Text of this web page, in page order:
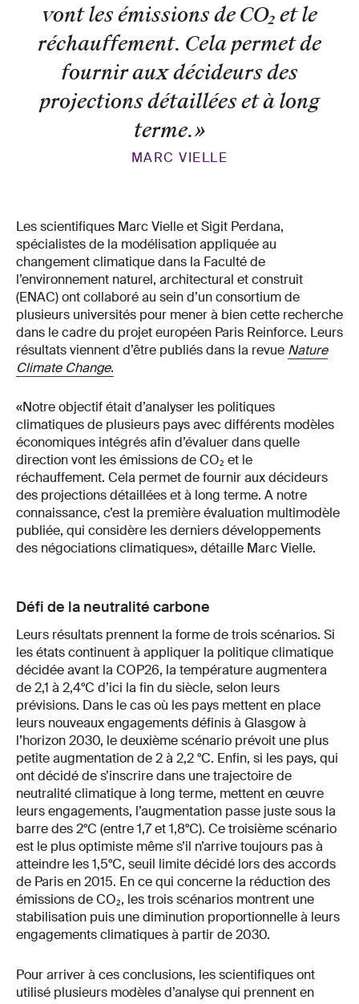
vont les émissions de CO₂ et le
réchauffement. Cela permet de
fournir aux décideurs des
projections détaillées et à long
terme.»
MARC VIELLE
Les scientifiques Marc Vielle et Sigit Perdana,
spécialistes de la modélisation appliquée au
changement climatique dans la Faculté de
l’environnement naturel, architectural et construit
(ENAC) ont collaboré au sein d’un consortium de
plusieurs universités pour mener à bien cette recherche
dans le cadre du projet européen Paris Reinforce. Leurs
résultats viennent d’être publiés dans la revue Nature
Climate Change.
«Notre objectif était d’analyser les politiques
climatiques de plusieurs pays avec différents modèles
économiques intégrés afin d’évaluer dans quelle
direction vont les émissions de CO₂ et le
réchauffement. Cela permet de fournir aux décideurs
des projections détaillées et à long terme. A notre
connaissance, c’est la première évaluation multimodèle
publiée, qui considère les derniers développements
des négociations climatiques», détaille Marc Vielle.
Défi de la neutralité carbone
Leurs résultats prennent la forme de trois scénarios. Si
les états continuent à appliquer la politique climatique
décidée avant la COP26, la température augmentera
de 2,1 à 2,4°C d’ici la fin du siècle, selon leurs
prévisions. Dans le cas où les pays mettent en place
leurs nouveaux engagements définis à Glasgow à
l’horizon 2030, le deuxième scénario prévoit une plus
petite augmentation de 2 à 2,2 °C. Enfin, si les pays, qui
ont décidé de s’inscrire dans une trajectoire de
neutralité climatique à long terme, mettent en œuvre
leurs engagements, l’augmentation passe juste sous la
barre des 2°C (entre 1,7 et 1,8°C). Ce troisième scénario
est le plus optimiste même s’il n’arrive toujours pas à
atteindre les 1,5°C, seuil limite décidé lors des accords
de Paris en 2015. En ce qui concerne la réduction des
émissions de CO₂, les trois scénarios montrent une
stabilisation puis une diminution proportionnelle à leurs
engagements climatiques à partir de 2030.
Pour arriver à ces conclusions, les scientifiques ont
utilisé plusieurs modèles d’analyse qui prennent en